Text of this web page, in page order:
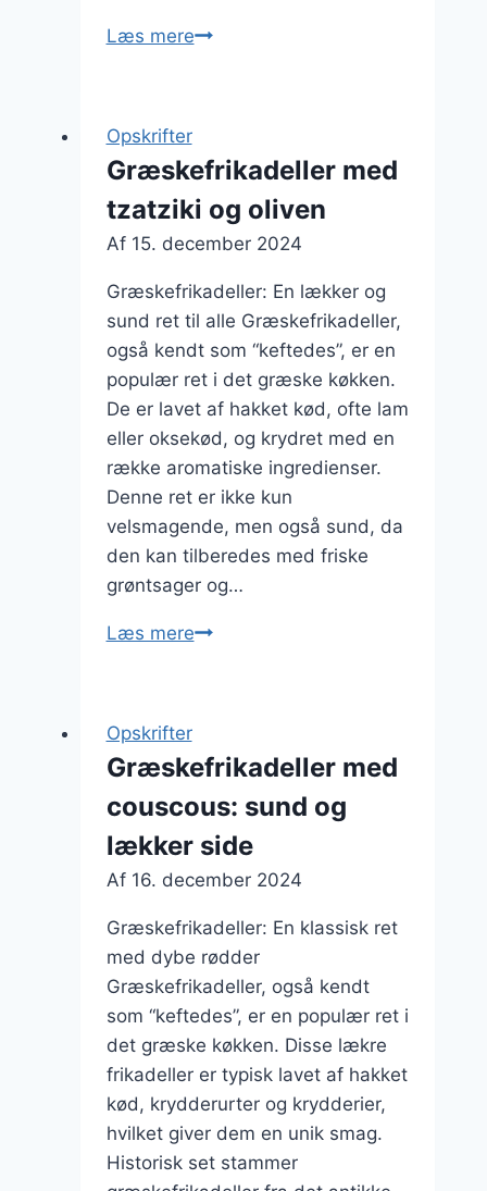
Læs mereGræskefrikadeller
Opskrifter
Græskefrikadeller med
tzatziki og oliven
Af 15. december 2024
Græskefrikadeller: En lækker og
sund ret til alle Græskefrikadeller,
også kendt som “keftedes”, er en
populær ret i det græske køkken.
De er lavet af hakket kød, ofte lam
eller oksekød, og krydret med en
række aromatiske ingredienser.
Denne ret er ikke kun
velsmagende, men også sund, da
den kan tilberedes med friske
grøntsager og…
Læs mereGræskefrikadeller
Opskrifter
Græskefrikadeller med
couscous: sund og
lækker side
Af 16. december 2024
Græskefrikadeller: En klassisk ret
med dybe rødder
Græskefrikadeller, også kendt
som “keftedes”, er en populær ret i
det græske køkken. Disse lækre
frikadeller er typisk lavet af hakket
kød, krydderurter og krydderier,
hvilket giver dem en unik smag.
Historisk set stammer